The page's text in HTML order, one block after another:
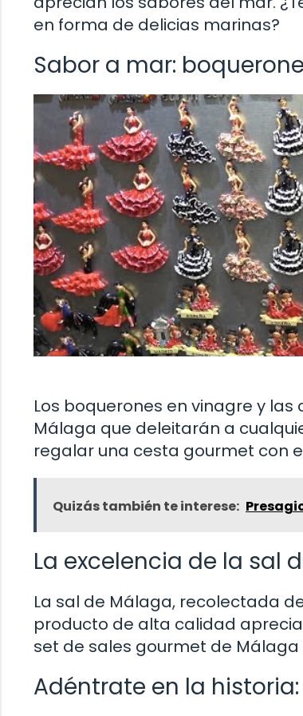
en forma de delicias marinas?
Sabor a mar:
Los boquerones en vinagre y
Málaga que deleitarán a
regalar una cesta gourmet con
Quizás también te interese:
La excelencia de la sal
La sal de Málaga, recolectada
producto de alta calidad
set de sales gourmet de
Adéntrate en la